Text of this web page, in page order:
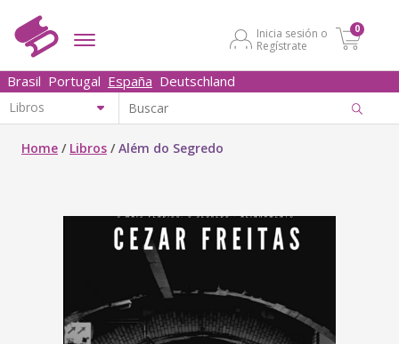
Inicia sesión o
Regístrate
0
Brasil Portugal España Deutschland
Home / Libros /Além do Segredo